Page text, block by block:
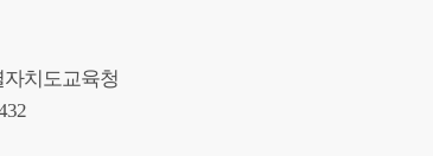
자치도교육청